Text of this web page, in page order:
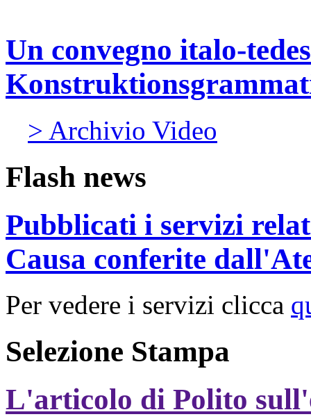
Un convegno italo-
> Archivio Video
Flash news
Pubblicati i servizi
Causa conferite
Per vedere i servizi clicca
Selezione Stampa
L'articolo di Polito